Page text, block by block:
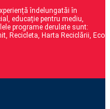
îndelungatăi în
educație pentru mediu,
programe derulate sunt:
Recicleta, Harta Reciclării, Eco